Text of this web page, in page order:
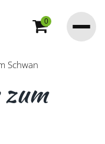
0
Schwan